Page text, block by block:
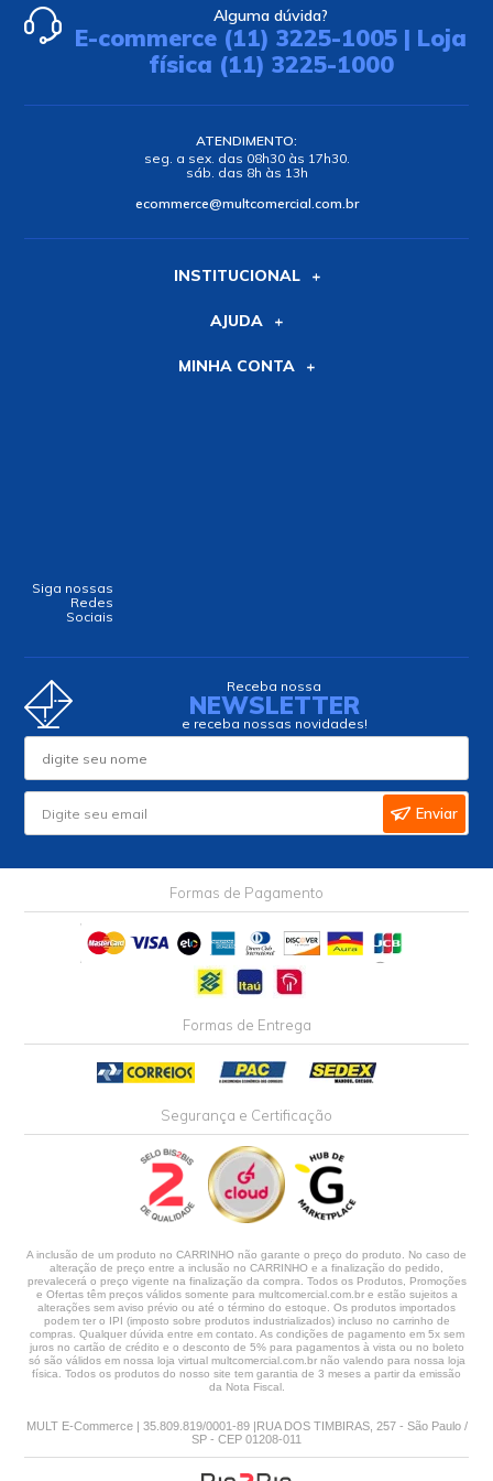
Alguma dúvida?
E-commerce (11) 3225-1005 | Loja
física (11) 3225-1000
ATENDIMENTO:
seg. a sex. das 08h30 às 17h30.
sáb. das 8h às 13h
ecommerce@multcomercial.com.br
INSTITUCIONAL
AJUDA
MINHA CONTA
Siga nossas
Redes
Sociais
Receba nossa
NEWSLETTER
e receba nossas novidades!
Enviar
Formas de Pagamento
Formas de Entrega
Segurança e Certificação
A inclusão de um produto no CARRINHO não garante o preço do produto. No caso de
alteração de preço entre a inclusão no CARRINHO e a finalização do pedido,
prevalecerá o preço vigente na finalização da compra. Todos os Produtos, Promoções
e Ofertas têm preços válidos somente para multcomercial.com.br e estão sujeitos a
alterações sem aviso prévio ou até o término do estoque. Os produtos importados
podem ter o IPI (imposto sobre produtos industrializados) incluso no carrinho de
compras. Qualquer dúvida entre em contato. As condições de pagamento em 5x sem
juros no cartão de crédito e o desconto de 5% para pagamentos à vista ou no boleto
só são válidos em nossa loja virtual multcomercial.com.br não valendo para nossa loja
física. Todos os produtos do nosso site tem garantia de 3 meses a partir da emissão
da Nota Fiscal.
MULT E-Commerce | 35.809.819/0001-89 |RUA DOS TIMBIRAS, 257 - São Paulo /
SP - CEP 01208-011